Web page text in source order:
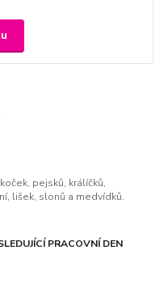
pejsků, králíčků,
lišek, slonů a medvídků.
PRACOVNÍ DEN